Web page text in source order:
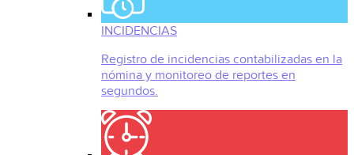
INCIDENCIAS
Registro de incidencias contabilizadas en la
nómina y monitoreo de reportes en
segundos.